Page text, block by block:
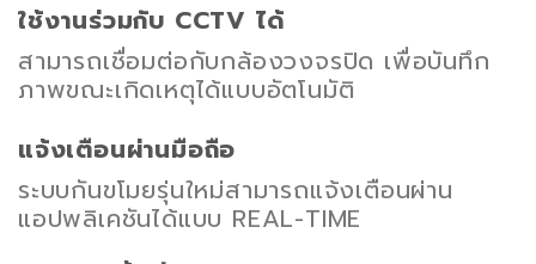
ใช้งานร่วมกับ CCTV ได้
สามารถเชื่อมต่อกับกล้องวงจรปิด เพื่อบันทึก
ภาพขณะเกิดเหตุได้แบบอัตโนมัติ
แจ้งเตือนผ่านมือถือ
ระบบกันขโมยรุ่นใหม่สามารถแจ้งเตือนผ่าน
แอปพลิเคชันได้แบบ REAL-TIME